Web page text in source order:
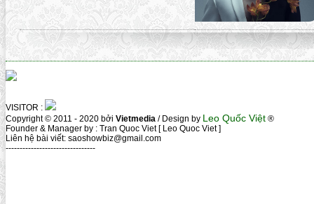
VISITOR :
Copyright © 2011 - 2020 bởi Vietmedia / Design by Leo Quốc Việt ®
Founder & Manager by : Tran Quoc Viet [ Leo Quoc Viet ]
Liên hệ bài viết: saoshowbiz@gmail.com
--------------------------------